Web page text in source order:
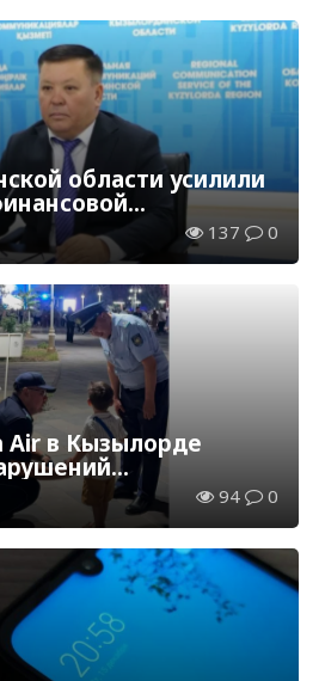
области усилили
137 0
Air в Кызылорде
порядка
94 0